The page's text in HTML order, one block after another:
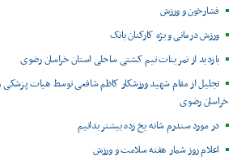
فشارخون و ورزش
ورزش درمانی ویژه کارکنان بانک
بازدید از تمرینات تیم کشتی ساحلی استان خراسان رضوی
تجلیل از مقام شهید ورزشکار کاظم شافعی توسط هیات
خراسان رضوی
در مورد سندرم شانه یخ زده بیشتر بدانیم
اعلام روز شمار هفته سلامت و ورزش